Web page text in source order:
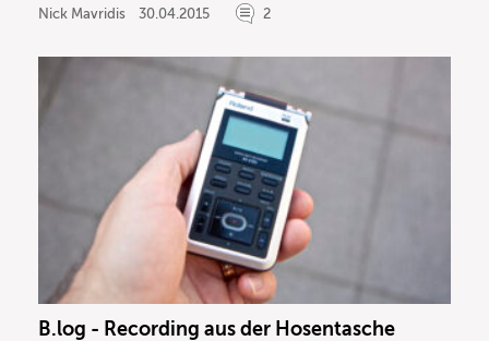
Nick Mavridis 30.04.2015 2
B.log - Recording aus der Hosentasche